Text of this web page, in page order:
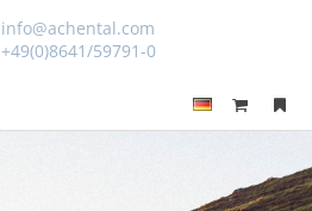
info@achental.com
+49(0)8641/59791-0